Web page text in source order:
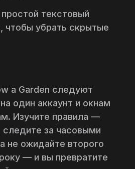
текстовый
чтобы убрать скрытые
a Garden следуют
один аккаунт и окнам
Изучите правила —
следите за часовыми
не ожидайте второго
— и вы превратите